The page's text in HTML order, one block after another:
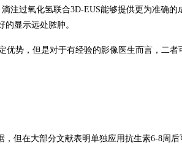
注过氧化氢联合3D-EUS能够提供更为准确的
的显示远处脓肿。
优势，但是对于有经验的影像医生而言，二者
，但在大部分文献表明单独应用抗生素6-8周